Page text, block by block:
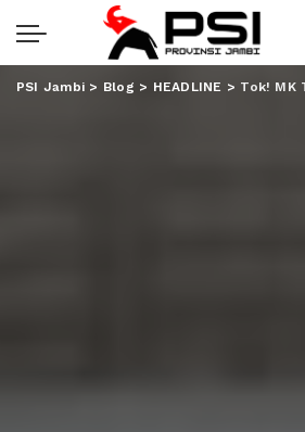
PSI Jambi > Blog > HEADLINE > Tok! MK